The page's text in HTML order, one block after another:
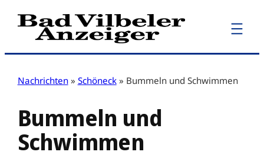
Zum
Inhalt
Nachrichten » Schöneck » Bummeln und Schwimmen
Bummeln und
Schwimmen